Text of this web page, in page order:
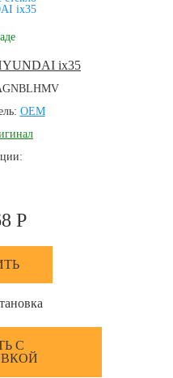
ix35
OEM
Р
С